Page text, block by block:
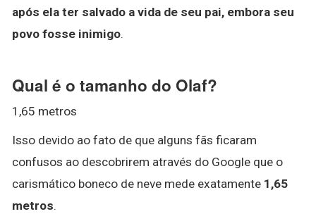
após ela ter salvado a vida de seu pai, embora seu
povo fosse inimigo.
Qual é o tamanho do Olaf?
1,65 metros
Isso devido ao fato de que alguns fãs ficaram
confusos ao descobrirem através do Google que o
carismático boneco de neve mede exatamente 1,65
metros.